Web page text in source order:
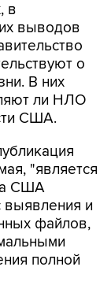
в
выводов
о
В них
ли НЛО
США.
"является
США
выявления и
файлов,
полной